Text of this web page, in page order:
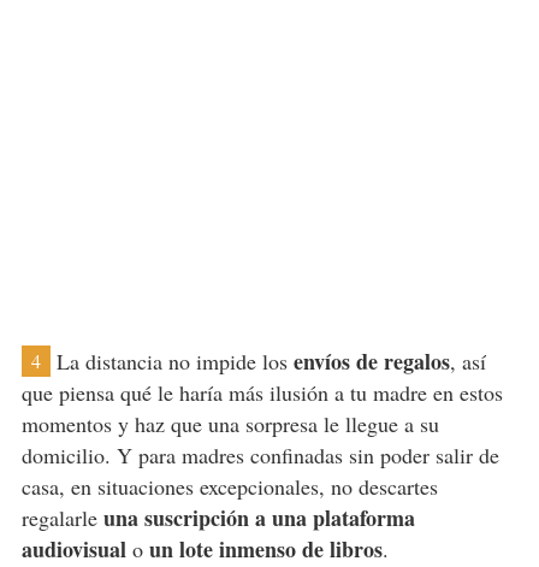
4 La distancia no impide los envíos de regalos, así
que piensa qué le haría más ilusión a tu madre en estos
momentos y haz que una sorpresa le llegue a su
domicilio. Y para madres confinadas sin poder salir de
casa, en situaciones excepcionales, no descartes
regalarle una suscripción a una plataforma
audiovisualo un lote inmenso de libros.